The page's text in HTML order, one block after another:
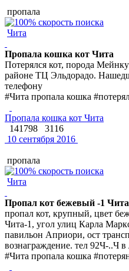
пропала
Чита
Пропала кошка кот Чита
Потерялся кот, порода
районе ТЦ Эльдорадо.
телефону
#Чита пропала кошка
Пропала кошка кот Чита
141798
3116
10 сентября 2016
пропала
Чита
Пропал кот бежевый -1 Чита
пропал кот, крупный, цвет
Чита-1, угол улиц Карла
павильон Априори, ост
вознаграждение. тел 92Ч-..Ч
#Чита пропала кошка